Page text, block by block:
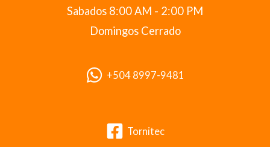
Sabados 8:00 AM - 2:00 PM
Domingos Cerrado
+504 8997-9481
Tornitec